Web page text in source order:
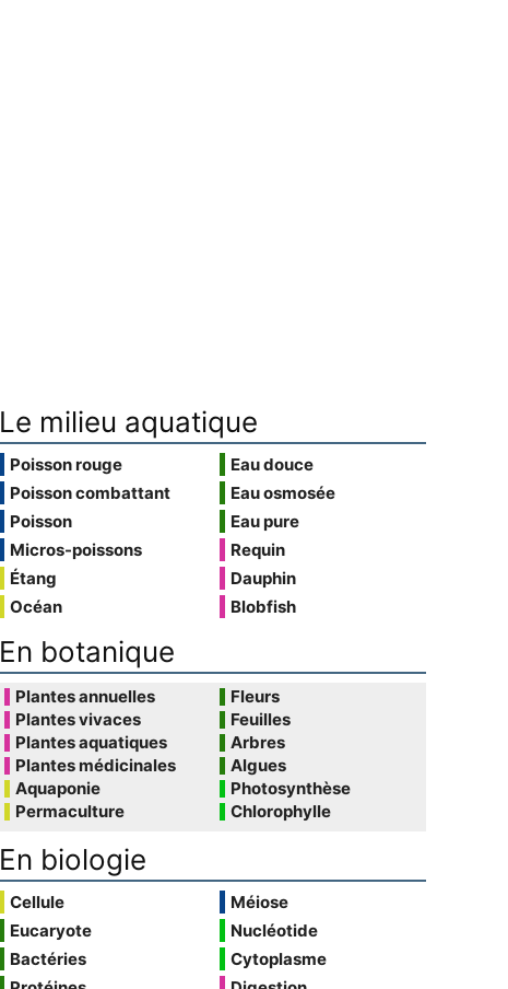
Le milieu aquatique
Poisson rouge
Poisson combattant
Poisson
Micros-poissons
Étang
Océan
Eau douce
Eau osmosée
Eau pure
Requin
Dauphin
Blobfish
En botanique
Plantes annuelles
Plantes vivaces
Plantes aquatiques
Plantes médicinales
Aquaponie
Permaculture
Fleurs
Feuilles
Arbres
Algues
Photosynthèse
Chlorophylle
En biologie
Cellule
Eucaryote
Bactéries
Méiose
Nucléotide
Cytoplasme